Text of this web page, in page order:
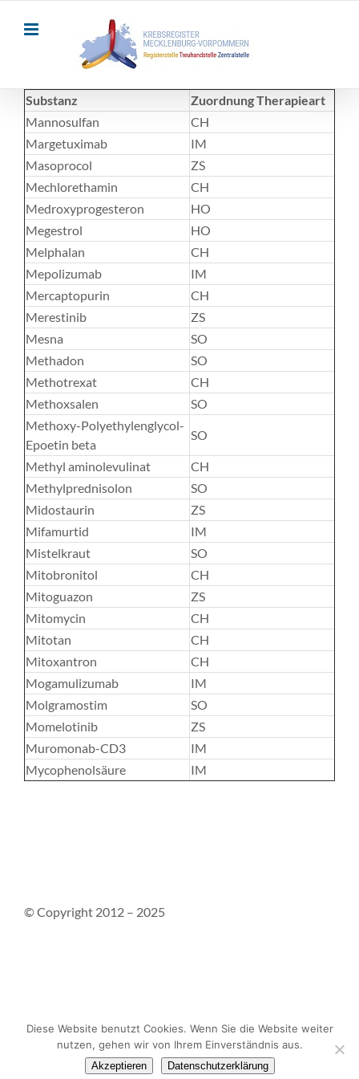
Substanz
Zuordnung Therapieart
Mannosulfan
CH
Margetuximab
IM
Masoprocol
ZS
Mechlorethamin
CH
Medroxyprogesteron
HO
Megestrol
HO
Melphalan
CH
Mepolizumab
IM
Mercaptopurin
CH
Merestinib
ZS
Mesna
SO
Methadon
SO
Methotrexat
CH
Methoxsalen
SO
Methoxy-Polyethylenglycol-
Epoetin beta
SO
Methyl aminolevulinat
CH
Methylprednisolon
SO
Midostaurin
ZS
Mifamurtid
IM
Mistelkraut
SO
Mitobronitol
CH
Mitoguazon
ZS
Mitomycin
CH
Mitotan
CH
Mitoxantron
CH
Mogamulizumab
IM
Molgramostim
SO
Momelotinib
ZS
Muromonab-CD3
IM
Mycophenolsäure
IM
© Copyright 2012 – 2025
Diese Website benutzt Cookies. Wenn Sie die Website weiter
nutzen, gehen wir von Ihrem Einverständnis aus.
Akzeptieren Datenschutzerklärung